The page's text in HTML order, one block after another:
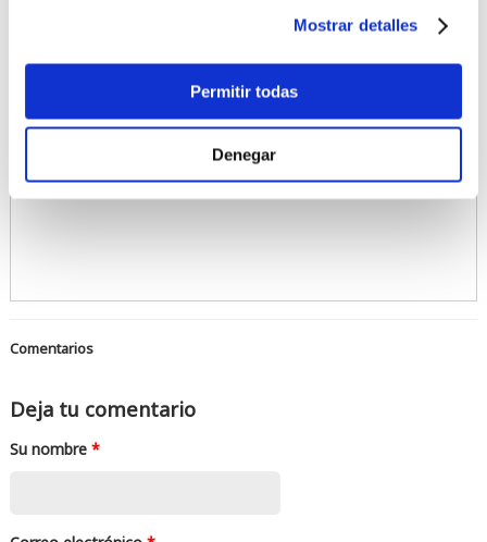
Mostrar detalles
Permitir todas
Denegar
Comentarios
Deja tu comentario
Su nombre *